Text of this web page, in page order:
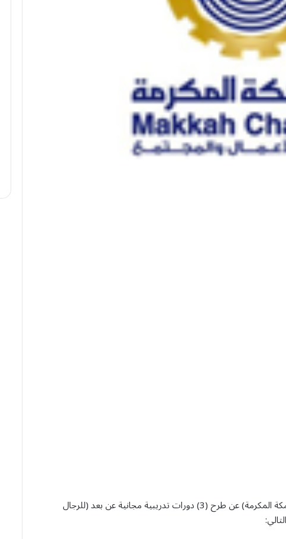
تعلن الغرفة التجارية الصناعية بمكة المكرمة (غرفة مكة المكرمة) عن طرح (3) دورات تدريبية مجانية عن بعد (للرجال